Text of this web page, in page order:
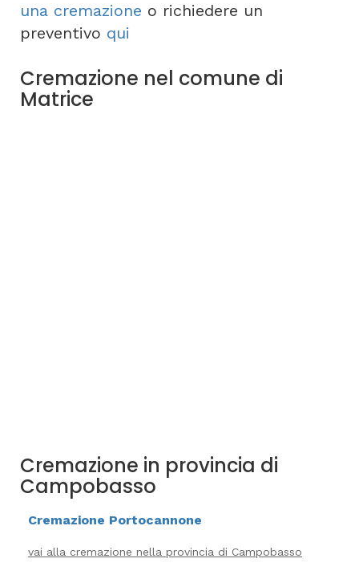
una cremazione o richiedere un
preventivo qui
Cremazione nel comune di
Matrice
Cremazione in provincia di
Campobasso
Cremazione Portocannone
vai alla cremazione nella provincia di Campobasso